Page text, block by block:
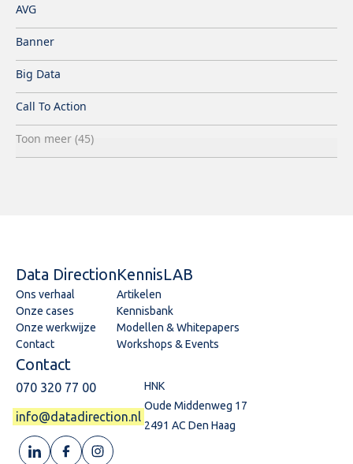
AVG
Banner
Big Data
Call To Action
Toon meer (45)
Data Direction
Ons verhaal
Onze cases
Onze werkwijze
Contact
KennisLAB
Artikelen
Kennisbank
Modellen & Whitepapers
Workshops & Events
Contact
HNK
Oude Middenweg 17
2491 AC Den Haag
070 320 77 00
info@datadirection.nl